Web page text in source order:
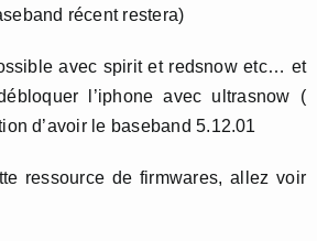
récent restera)
avec spirit et redsnow etc… et
l’iphone avec ultrasnow (
d’avoir le baseband 5.12.01
ressource de firmwares, allez voir